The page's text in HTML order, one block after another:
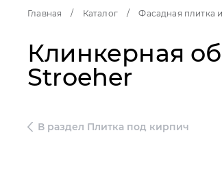
Главная / Каталог / Фасадная плитка
Клинкерная
Stroeher
В раздел Плитка под кирпич